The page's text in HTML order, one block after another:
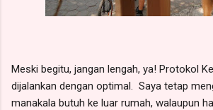
Meski begitu, jangan lengah, ya! Protokol
dijalankan dengan optimal.
Saya tetap
manakala butuh ke luar rumah, walaupun